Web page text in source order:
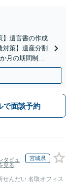
】遺言書の作成
対策】遺産分割
月の期間制限
あり】
で面談予約
タビュ
見る
宮城県
せんだい 名取オフィス